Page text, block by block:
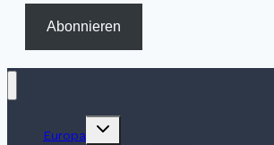
Abonnieren
Europa
Untermenü
umschalten